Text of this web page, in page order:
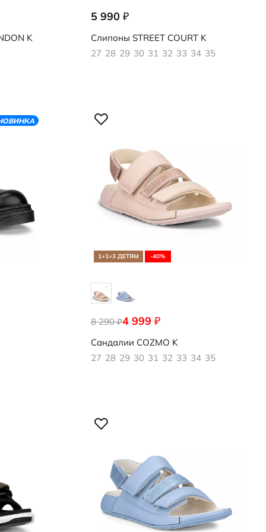
K
5 990 ₽
725322/01001
Слипоны STREET COURT K
27 28 29 30 31 32 33 34 35
1+1=3 ДЕТЯМ -40%
4 999 ₽
8 290₽
700452/50366
Сандалии COZMO K
27 28 29 30 31 32 33 34 35